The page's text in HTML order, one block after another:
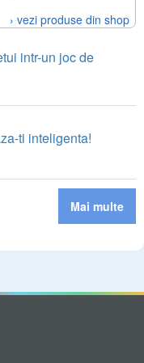
› vezi produse din shop
intr-un joc de
ti inteligenta!
Mai multe